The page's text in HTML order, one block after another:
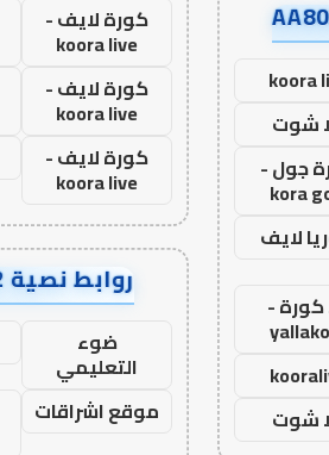
koora
شوت
جول -
kora
لايف
كورة -
شوت
كورة لايف -
koora live
كورة لايف -
koora live
كورة لايف -
koora live
روابط نصية AA35872
ضوء
التعليمي
موقع اشراقات